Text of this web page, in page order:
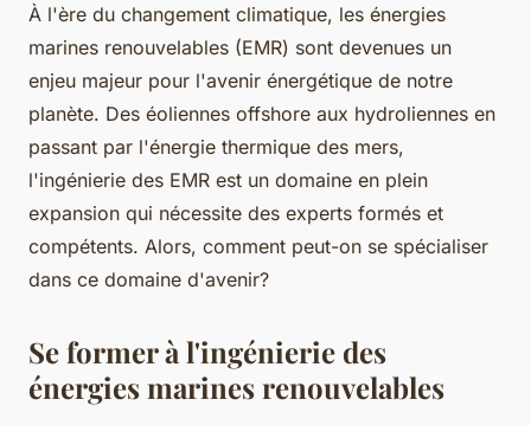
À l'ère du changement climatique, les énergies
marines renouvelables (EMR) sont devenues un
enjeu majeur pour l'avenir énergétique de notre
planète. Des éoliennes offshore aux hydroliennes en
passant par l'énergie thermique des mers,
l'ingénierie des EMR est un domaine en plein
expansion qui nécessite des experts formés et
compétents. Alors, comment peut-on se spécialiser
dans ce domaine d'avenir?
Se former à l'ingénierie des
énergies marines renouvelables